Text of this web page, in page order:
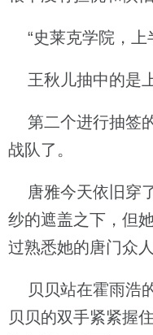
“史莱克学院，上
王秋儿抽中的是
第二个进行抽签
战队了。
唐雅今天依旧穿
纱的遮盖之下，但
过熟悉她的唐门众
贝贝站在霍雨浩
贝贝的双手紧紧握